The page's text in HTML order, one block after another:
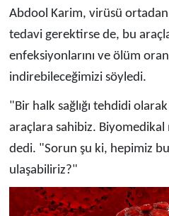
Abdool Karim, virüsü ortadan
tedavi gerektirse de, bu
enfeksiyonlarını ve ölüm
indirebileceğimizi söyledi.
"Bir halk sağlığı tehdidi
araçlara sahibiz.
dedi. "Sorun şu ki, hepimiz bu
ulaşabiliriz?"